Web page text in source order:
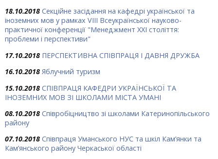
18.10.2018 Секційне засідання на кафедрі української та
іноземних мов у рамках VІІІ Всеукраїнської науково-
практичної конференції "Менеджмент ХХІ століття:
проблеми і перспективи"
17.10.2018 ПЕРСПЕКТИВНА СПІВПРАЦЯ І ДАВНЯ ДРУЖБА
16.10.2018 Яблучний туризм
15.10.2018 СПІВПРАЦЯ КАФЕДРИ УКРАЇНСЬКОЇ ТА
ІНОЗЕМНИХ МОВ ЗІ ШКОЛАМИ МІСТА УМАНІ
08.10.2018 Співробіцництво зі школами Катеринопільського
району
07.10.2018 Співпраця Уманського НУС та шкіл Кам’янки та
Кам’янського району Черкаської області